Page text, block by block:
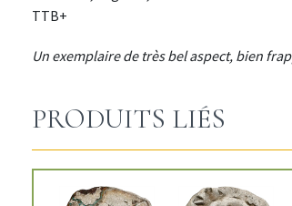
TTB+
Un exemplaire de très bel aspect, bien
PRODUITS LIÉS